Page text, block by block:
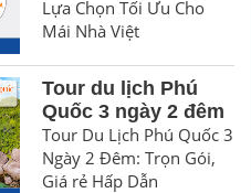
Lựa Chọn Tối Ưu Cho
Mái Nhà Việt
Tour du lịch Phú
Quốc 3 ngày 2 đêm
Tour Du Lịch Phú Quốc 3
Ngày 2 Đêm: Trọn Gói,
Giá rẻ Hấp Dẫn